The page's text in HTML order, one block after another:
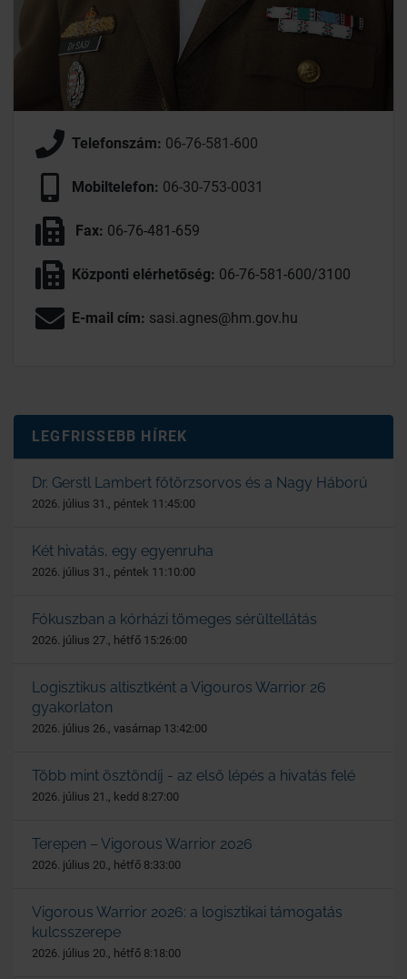
Telefonszám: 06-76-581-600
Mobiltelefon: 06-30-753-0031
Fax: 06-76-481-659
Központi elérhetőség: 06-76-581-600/3100
E-mail cím: sasi.agnes@hm.gov.hu
LEGFRISSEBB HÍREK
Dr. Gerstl Lambert főtörzsorvos és a Nagy Háború
2026. július 31., péntek 11:45:00
Két hivatás, egy egyenruha
2026. július 31., péntek 11:10:00
Fókuszban a kórházi tömeges sérültellátás
2026. július 27., hétfő 15:26:00
Logisztikus altisztként a Vigouros Warrior 26
gyakorlaton
2026. július 26., vasárnap 13:42:00
Több mint ösztöndíj - az első lépés a hivatás felé
2026. július 21., kedd 8:27:00
Terepen – Vigorous Warrior 2026
2026. július 20., hétfő 8:33:00
Vigorous Warrior 2026: a logisztikai támogatás
kulcsszerepe
2026. július 20., hétfő 8:18:00